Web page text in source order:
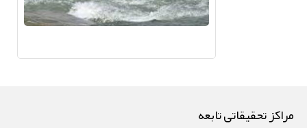
مراکز تحقیقاتی تابعه